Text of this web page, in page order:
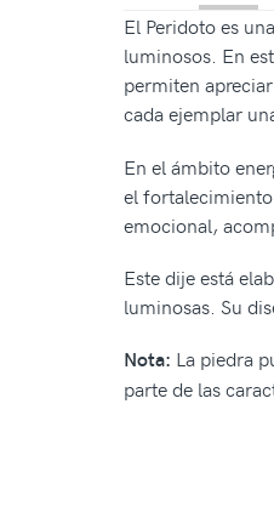
El Peridoto es
luminosos. En
permiten
cada ejemplar
En el ámbito
el
emocional,
Este dije está
luminosas. Su
Nota: La piedra
parte de las